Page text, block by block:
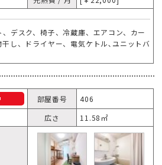
、デスク、椅子、冷蔵庫、エアコン、カー
干し、ドライヤー、電気ケトル､ユニットバ
部屋番号
406
広さ 11.58㎡